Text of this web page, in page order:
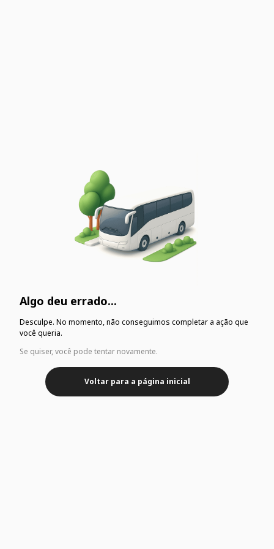
Algo deu errado...
Desculpe. No momento, não conseguimos completar a ação que
você queria.
Se quiser, você pode tentar novamente.
Voltar para a página inicial